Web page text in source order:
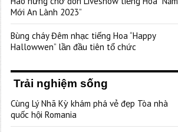
Mới An Lành 2023”
Bùng cháy Đêm nhạc tiếng Hoa “Happy
Hallowwen” lần đầu tiên tổ chức
Trải nghiệm sống
Cùng Lý Nhã Kỳ khám phá vẻ đẹp Tòa nhà
quốc hội Romania